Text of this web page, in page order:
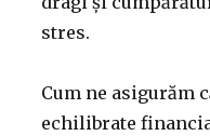
stres.
Cum ne asigurăm
echilibrate